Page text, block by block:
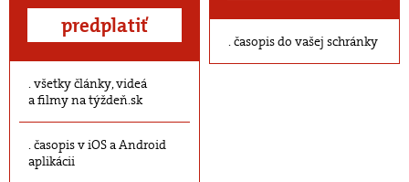
predplatiť
všetky články, videá
a filmy na týždeň.sk
časopis v iOS a Android
aplikácii
časopis do vašej schránky